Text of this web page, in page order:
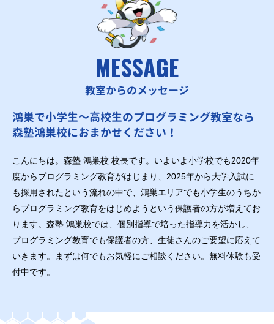
MESSAGE
教室からのメッセージ
鴻巣で小学生～高校生のプログラミング教室なら
森塾鴻巣校におまかせください！
こんにちは。森塾 鴻巣校 校長です。いよいよ小学校でも2020年
度からプログラミング教育がはじまり、2025年から大学入試に
も採用されたという流れの中で、鴻巣エリアでも小学生のうちか
らプログラミング教育をはじめようという保護者の方が増えてお
ります。森塾 鴻巣校では、個別指導で培った指導力を活かし、
プログラミング教育でも保護者の方、生徒さんのご要望に応えて
いきます。まずは何でもお気軽にご相談ください。無料体験も受
付中です。